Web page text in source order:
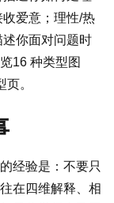
爱意；理性/热
你面对问题时
16 种类型图
页。
经验是：不要只
在四维解释、相